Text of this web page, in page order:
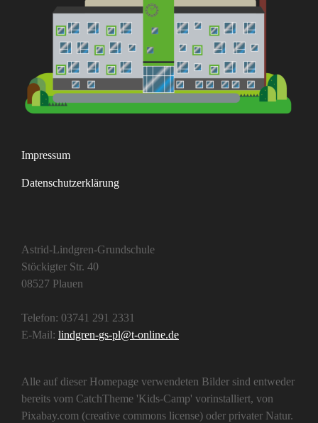
Impressum
Datenschutzerklärung
Astrid-Lindgren-Grundschule
Stöckigter Str. 40
08527 Plauen
Telefon: 03741 291 2331
E-Mail: lindgren-gs-pl@t-online.de
Alle auf dieser Homepage verwendeten Bilder sind entweder
bereits vom CatchTheme 'Kids-Camp' vorinstalliert, von
Pixabay.com (creative commons license) oder privater Natur.